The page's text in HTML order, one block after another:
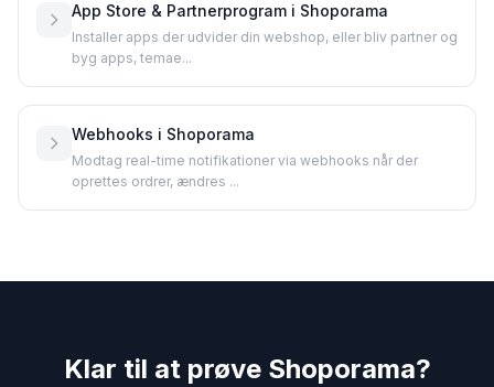
App Store & Partnerprogram i Shoporama
Installer apps der udvider din webshop, eller bliv partner og
byg apps, temae...
Webhooks i Shoporama
Modtag real-time notifikationer via webhooks når der
oprettes ordrer, ændres ...
Klar til at prøve Shoporama?